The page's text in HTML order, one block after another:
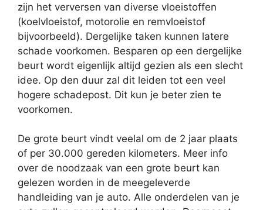
zijn het verversen van diverse vloeistoffen
(koelvloeistof, motorolie en remvloeistof
bijvoorbeeld). Dergelijke taken kunnen latere
schade voorkomen. Besparen op een dergelijke
beurt wordt eigenlijk altijd gezien als een slecht
idee. Op den duur zal dit leiden tot een veel
hogere schadepost. Dit kun je beter zien te
voorkomen.
De grote beurt vindt veelal om de 2 jaar plaats
of per 30.000 gereden kilometers. Meer info
over de noodzaak van een grote beurt kan
gelezen worden in de meegeleverde
handleiding van je auto. Alle onderdelen van je